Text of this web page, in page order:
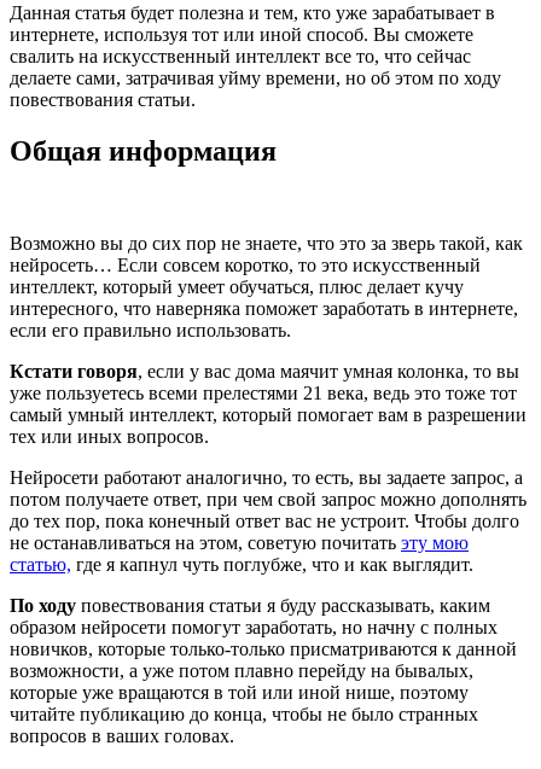
Данная статья будет полезна и тем, кто уже зарабатывает в
интернете, используя тот или иной способ. Вы сможете
свалить на искусственный интеллект все то, что сейчас
делаете сами, затрачивая уйму времени, но об этом по ходу
повествования статьи.
Общая информация
Возможно вы до сих пор не знаете, что это за зверь такой, как
нейросеть… Если совсем коротко, то это искусственный
интеллект, который умеет обучаться, плюс делает кучу
интересного, что наверняка поможет заработать в интернете,
если его правильно использовать.
Кстати говоря, если у вас дома маячит умная колонка, то вы
уже пользуетесь всеми прелестями 21 века, ведь это тоже тот
самый умный интеллект, который помогает вам в разрешении
тех или иных вопросов.
Нейросети работают аналогично, то есть, вы задаете запрос, а
потом получаете ответ, при чем свой запрос можно дополнять
до тех пор, пока конечный ответ вас не устроит. Чтобы долго
не останавливаться на этом, советую почитать эту мою
статью, где я капнул чуть поглубже, что и как выглядит.
По ходу повествования статьи я буду рассказывать, каким
образом нейросети помогут заработать, но начну с полных
новичков, которые только-только присматриваются к данной
возможности, а уже потом плавно перейду на бывалых,
которые уже вращаются в той или иной нише, поэтому
читайте публикацию до конца, чтобы не было странных
вопросов в ваших головах.